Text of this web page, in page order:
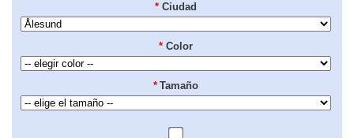
* Ciudad
* Color
* Tamaño